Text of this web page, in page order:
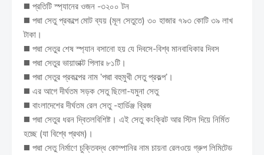
◼️ প্রতিটি স্প্যানের ওজন -৩২০০ টন
◼️ পদ্মা সেতু প্রকল্পে মোট ব্যয় (মূল সেতুতে) ৩০ হাজার ৭৯৩ কোটি ৩৯ লাখ
টাকা।
◼️ পদ্মা সেতুর শেষ স্প্যান বসানো হয় যে দিবসে-বিশ্ব মানবাধিকার দিবস
◼️ পদ্মা সেতুর ভায়াডাক্ট পিলার ৮১টি।
◼️ পদ্মা সেতুর প্রকল্পের নাম ‘পদ্মা বহুমুখী সেতু প্রকল্প’।
◼️ এর আগে দীর্ঘতম সড়ক সেতু ছিলো-যমুনা সেতু
◼️ বাংলাদেশের দীর্ঘতম রেল সেতু -হার্ডিঞ্জ ব্রিজ
◼️ পদ্মা সেতুর ধরন দ্বিতলবিশিষ্ট। এই সেতু কংক্রিট আর স্টিল দিয়ে নির্মিত
হচ্ছে (যা বিশ্বে প্রথম)।
◼️ পদ্মা সেতু নির্মাণে চুক্তিবদ্ধ কোম্পানির নাম চায়না রেলওয়ে গ্রুপ লিমিটেড